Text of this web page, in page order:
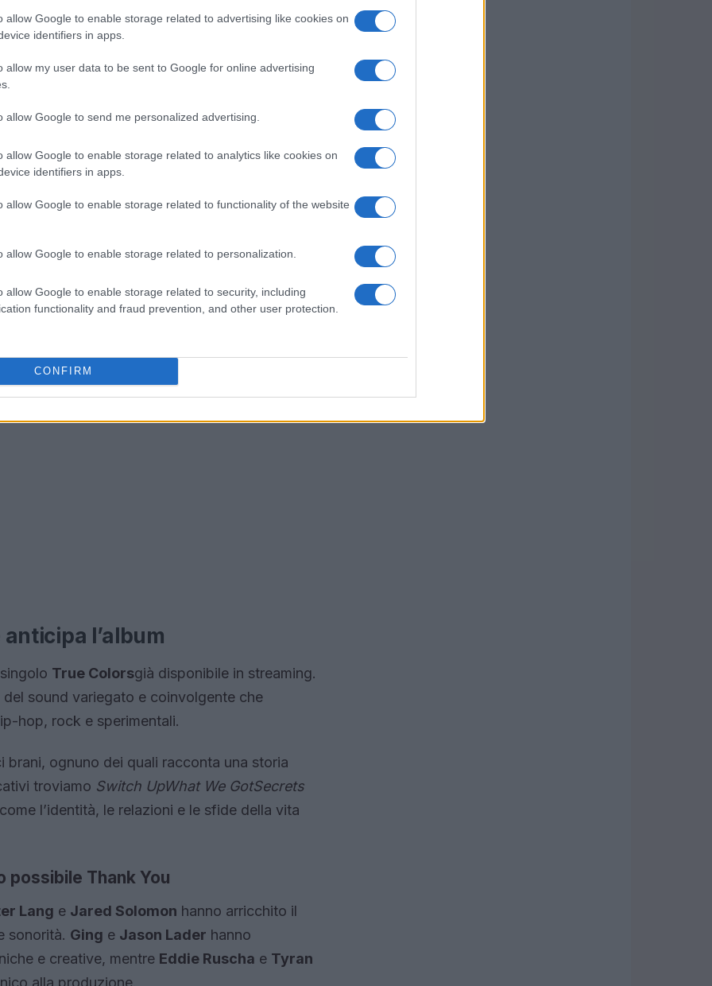
allow Google to enable storage related to advertising like cookies on
identifiers in apps.
allow my user data to be sent to Google for online advertising
allow Google to send me personalized advertising.
allow Google to enable storage related to analytics like cookies on
identifiers in apps.
allow Google to enable storage related to functionality of the website
allow Google to enable storage related to personalization.
allow Google to enable storage related to security, including
functionality and fraud prevention, and other user protection.
CONFIRM
messaggio di Mike D
figli. Questo approccio ha permesso di
lontana dalle pressioni dell’industria musicale.
di più.
di Mike D e del suo desiderio di
mondo che, secondo lui, è
la mancanza di
percepisce nella società attuale.
l’album
True Colorsgià disponibile in streaming.
sound variegato e coinvolgente che
hop, rock e sperimentali.
brani, ognuno dei quali racconta una storia
troviamo Switch UpWhat We GotSecrets
l’identità, le relazioni e le sfide della vita
possibile Thank You
Lang e Jared Solomon hanno arricchito il
sonorità. Ging e Jason Lader hanno
e creative, mentre Eddie Ruscha e Tyran
alla produzione.